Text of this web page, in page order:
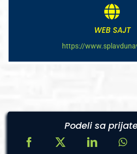
WEB SAJT
https://
Podeli sa